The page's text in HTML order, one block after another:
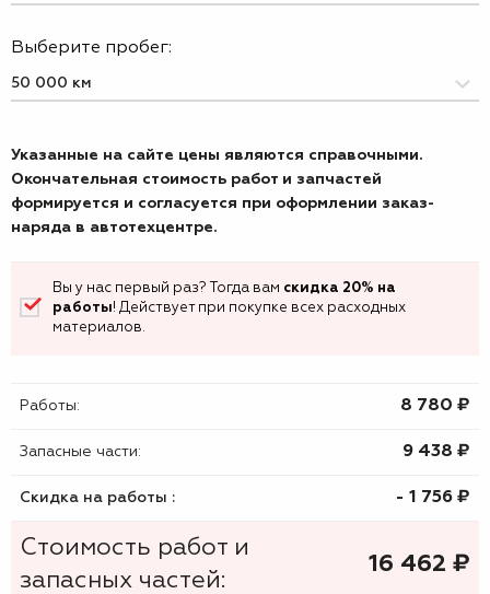
Выберите пробег:
Указанные на сайте цены являются справочными.
Окончательная стоимость работ и запчастей
формируется и согласуется при оформлении заказ-
наряда в автотехцентре.
Вы у нас первый раз? Тогда вам скидка 20% на
работы! Действует при покупке всех расходных
материалов.
Работы: 8 780 ₷
Запасные части: 9 438 ₷
Скидка на работы : - 1 756 ₷
Стоимость работ и
запасных частей:
16 462 ₷